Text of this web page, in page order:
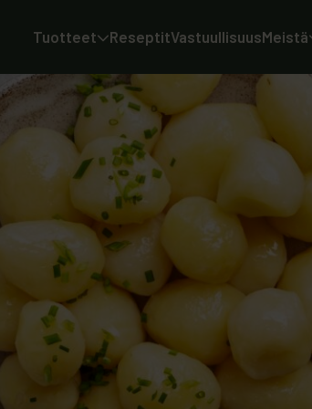
Tuotteet
ReseptitVastuullisuusMeistä